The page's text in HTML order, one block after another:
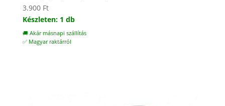
3.900 Ft
Készleten: 1 db
🚚 Akár másnapi szállítás
✅ Magyar raktárról